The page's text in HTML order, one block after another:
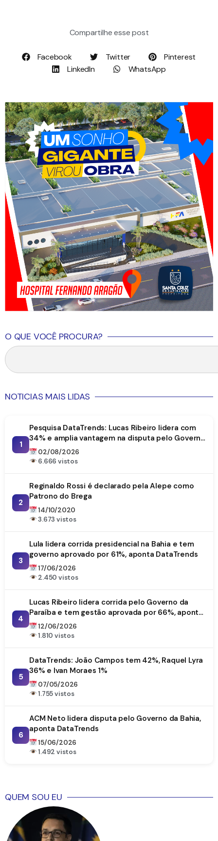
Compartilhe esse post
Facebook Twitter
Pinterest
LinkedIn
WhatsApp
O QUE VOCÊ PROCURA?
NOTICIAS MAIS LIDAS
1
Pesquisa DataTrends: Lucas Ribeiro lidera com
34% e amplia vantagem na disputa pelo Governo
da Paraíba
02/08/2026
6.666 vistos
2
Reginaldo Rossi é declarado pela Alepe como
Patrono do Brega
14/10/2020
3.673 vistos
3
Lula lidera corrida presidencial na Bahia e tem
governo aprovado por 61%, aponta DataTrends
17/06/2026
2.450 vistos
4
Lucas Ribeiro lidera corrida pelo Governo da
Paraíba e tem gestão aprovada por 66%, aponta
DataTrends
12/06/2026
1.810 vistos
5
DataTrends: João Campos tem 42%, Raquel Lyra
36% e Ivan Moraes 1%
07/05/2026
1.755 vistos
6
ACM Neto lidera disputa pelo Governo da Bahia,
aponta DataTrends
15/06/2026
1.492 vistos
QUEM SOU EU